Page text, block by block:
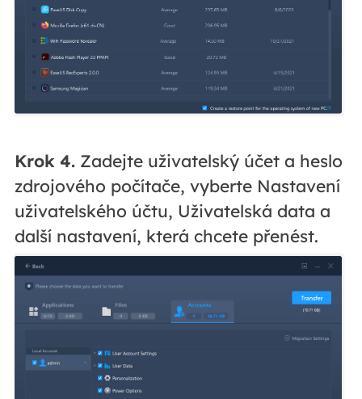
Krok 4.Zadejte uživatelský účet a heslo
zdrojového počítače, vyberte Nastavení
uživatelského účtu, Uživatelská data a
další nastavení, která chcete přenést.